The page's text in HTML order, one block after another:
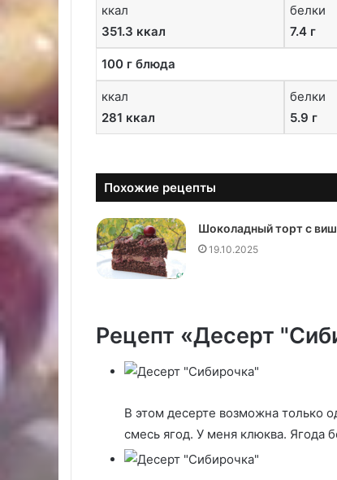
ккал
351.3 ккал
белки
7.4 г
100 г блюда
ккал
281 ккал
белки
5.9 г
Похожие рецепты
Шоколадный торт с
19.10.2025
Рецепт «Десерт
В этом десерте возможна только
смесь ягод. У меня клюква. Ягода